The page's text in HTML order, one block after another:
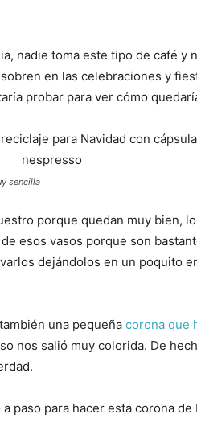
nadie toma este tipo de café y
en las celebraciones y
probar para ver cómo
sencilla
porque quedan muy bien,
esos vasos porque son
dejándolos en un poquito
una pequeña corona que
nos salió muy colorida. De
paso para hacer esta corona